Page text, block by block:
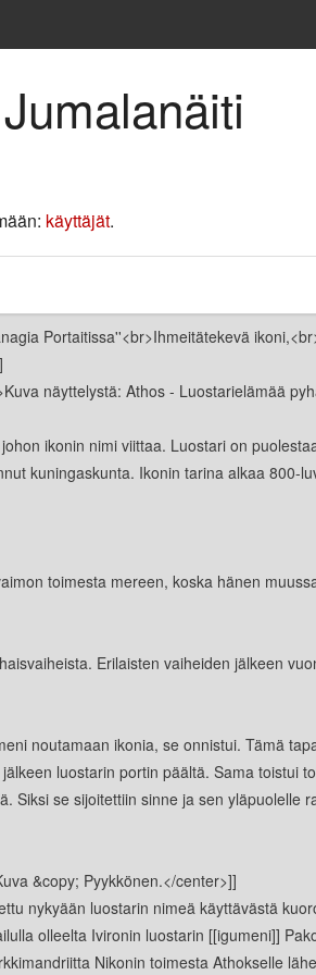
käyttäjät.